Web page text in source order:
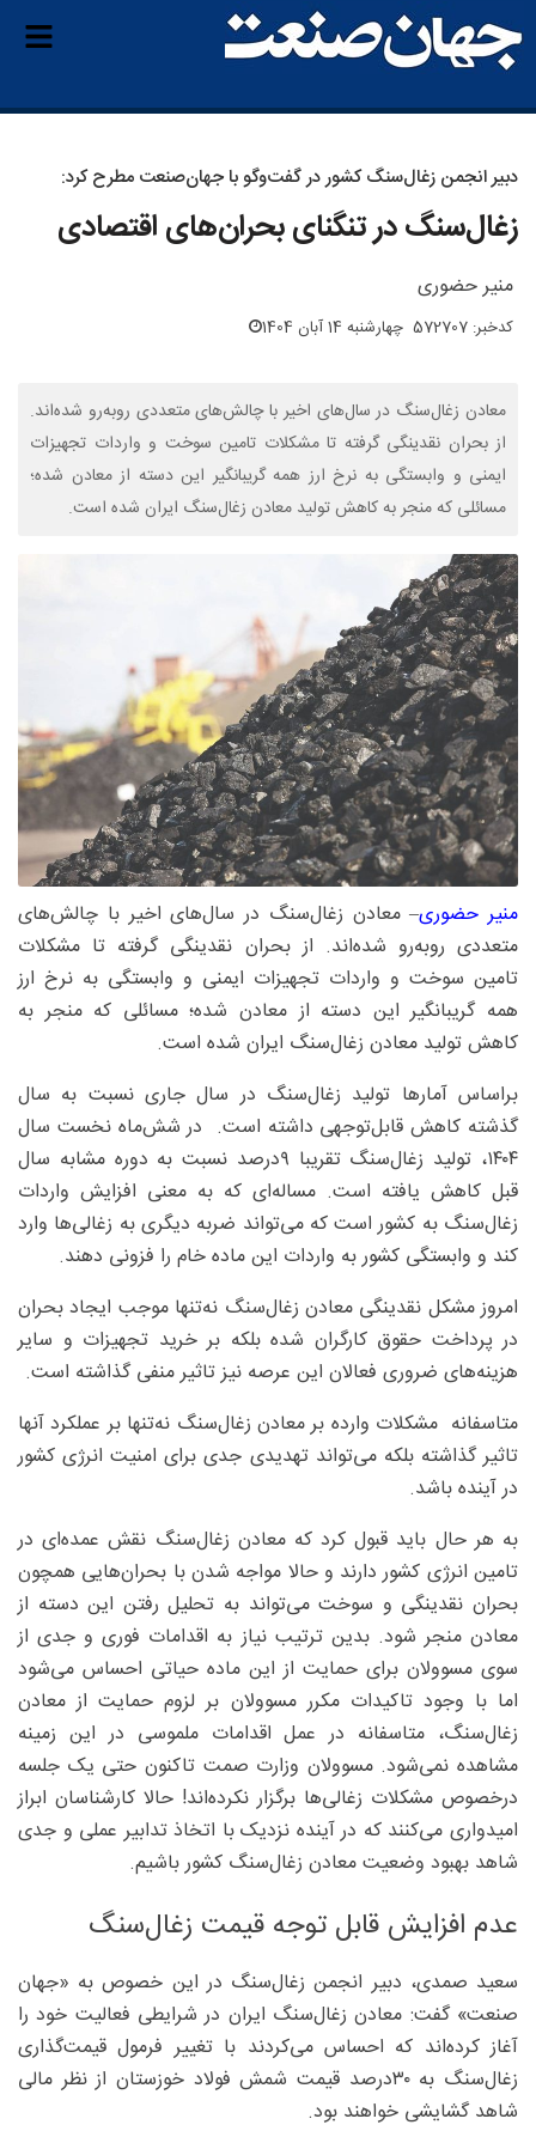
دبیر انجمن زغال‌سنگ کشور در گفت‌وگو با جهان‌صنعت مطرح کرد:
زغال‌سنگ در تنگنای بحران‌های اقتصادی
منیر حضوری
کدخبر: 572707 چهارشنبه 14 آبان 1404
معادن زغال‌سنگ در سال‌های اخیر با چالش‌های متعددی روبه‌رو شده‌اند.
از بحران نقدینگی گرفته تا مشکلات تامین سوخت و واردات تجهیزات
ایمنی و وابستگی به نرخ ارز همه گریبانگیر این دسته از معادن شده؛
مسائلی که منجر به کاهش تولید معادن زغال‌سنگ ایران شده است.
منیر حضوری– معادن زغال‌سنگ در سال‌های اخیر با چالش‌های
متعددی روبه‌رو شده‌اند. از بحران نقدینگی گرفته تا مشکلات
تامین سوخت و واردات تجهیزات ایمنی و وابستگی به نرخ ارز
همه گریبانگیر این دسته از معادن شده؛ مسائلی که منجر به
کاهش تولید معادن زغال‌سنگ ایران شده است.
براساس آمارها تولید زغال‌سنگ در سال جاری نسبت به سال
گذشته کاهش قابل‌توجهی داشته است. در شش‌ماه نخست سال
۱۴۰۴، تولید زغال‌سنگ تقریبا ۹‌درصد نسبت به دوره مشابه سال
قبل کاهش یافته است. مساله‌ای که به معنی افزایش واردات
زغال‌سنگ به کشور است که می‌تواند ضربه‌ دیگری به زغالی‌ها وارد
کند و وابستگی کشور به واردات این ماده خام را فزونی دهند.
امروز مشکل نقدینگی معادن زغال‌سنگ نه‌تنها موجب ایجاد بحران
در پرداخت حقوق کارگران شده بلکه بر خرید تجهیزات و سایر
هزینه‌های ضروری فعالان این عرصه نیز تاثیر منفی گذاشته است‌.
متاسفانه مشکلات وارده بر معادن زغال‌سنگ نه‌تنها بر عملکرد آنها
تاثیر گذاشته بلکه می‌تواند تهدیدی جدی برای امنیت انرژی کشور
در آینده باشد.
به هر حال باید قبول کرد که معادن زغال‌سنگ نقش عمده‌ای در
تامین انرژی کشور دارند و حالا مواجه شدن با بحران‌هایی همچون
بحران نقدینگی و سوخت می‌تواند به تحلیل رفتن این دسته از
معادن منجر شود. بدین ترتیب نیاز به اقدامات فوری و جدی از
سوی مسوولان برای حمایت از این ماده حیاتی احساس می‌شود
اما با وجود تاکیدات مکرر مسوولان بر لزوم حمایت از معادن
زغال‌سنگ، متاسفانه در عمل اقدامات ملموسی در این زمینه
مشاهده نمی‌شود. مسوولان وزارت صمت تاکنون حتی یک جلسه
درخصوص مشکلات زغالی‌ها برگزار نکرده‌اند! حالا ‌کارشناسان ابراز
امیدواری می‌کنند که در آینده نزدیک با اتخاذ تدابیر عملی و جدی
شاهد بهبود وضعیت معادن زغال‌سنگ کشور باشیم.
عدم افزایش قابل توجه قیمت زغال‌سنگ
سعید صمدی، دبیر انجمن زغال‌سنگ در این خصوص به «جهان
صنعت» گفت: معادن زغال‌سنگ ایران در شرایطی فعالیت خود را
آغاز کرده‌اند که احساس می‌کردند با تغییر فرمول قیمت‌گذاری
زغال‌سنگ به ۳۰‌درصد قیمت شمش فولاد خوزستان از نظر مالی
شاهد گشایشی خواهند بود.